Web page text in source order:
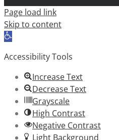
Page load link
Skip to content
Open
Accessibility Tools
Increase Text
Decrease Text
Grayscale
High Contrast
Negative Contrast
Light Background